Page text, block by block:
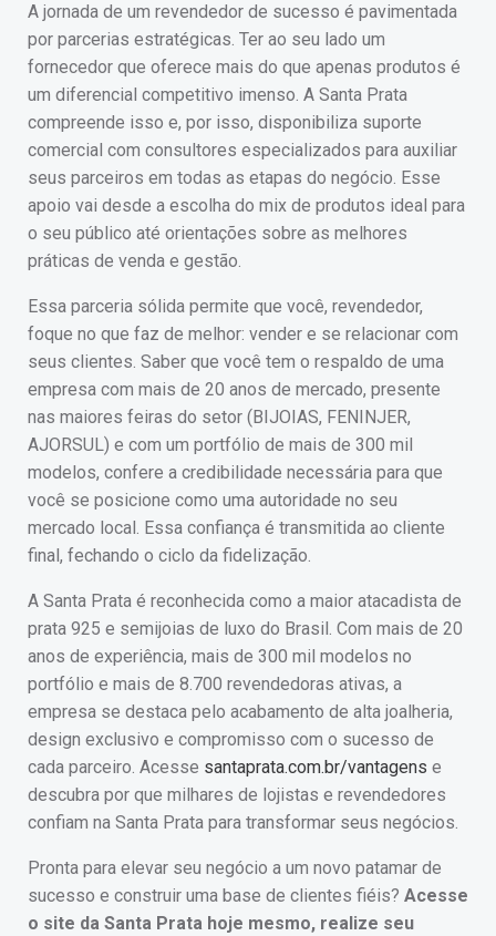
A jornada de um revendedor de sucesso é pavimentada
por parcerias estratégicas. Ter ao seu lado um
fornecedor que oferece mais do que apenas produtos é
um diferencial competitivo imenso. A Santa Prata
compreende isso e, por isso, disponibiliza suporte
comercial com consultores especializados para auxiliar
seus parceiros em todas as etapas do negócio. Esse
apoio vai desde a escolha do mix de produtos ideal para
o seu público até orientações sobre as melhores
práticas de venda e gestão.
Essa parceria sólida permite que você, revendedor,
foque no que faz de melhor: vender e se relacionar com
seus clientes. Saber que você tem o respaldo de uma
empresa com mais de 20 anos de mercado, presente
nas maiores feiras do setor (BIJOIAS, FENINJER,
AJORSUL) e com um portfólio de mais de 300 mil
modelos, confere a credibilidade necessária para que
você se posicione como uma autoridade no seu
mercado local. Essa confiança é transmitida ao cliente
final, fechando o ciclo da fidelização.
A Santa Prata é reconhecida como a maior atacadista de
prata 925 e semijoias de luxo do Brasil. Com mais de 20
anos de experiência, mais de 300 mil modelos no
portfólio e mais de 8.700 revendedoras ativas, a
empresa se destaca pelo acabamento de alta joalheria,
design exclusivo e compromisso com o sucesso de
cada parceiro. Acesse santaprata.com.br/vantagens e
descubra por que milhares de lojistas e revendedores
confiam na Santa Prata para transformar seus negócios.
Pronta para elevar seu negócio a um novo patamar de
sucesso e construir uma base de clientes fiéis? Acesse
o site da Santa Prata hoje mesmo, realize seu